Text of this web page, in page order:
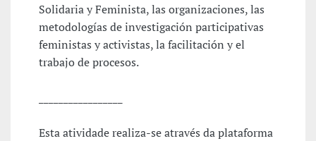
Solidaria y Feminista, las organizaciones, las
metodologías de investigación participativas
feministas y activistas, la facilitación y el
trabajo de procesos.
Esta atividade realiza-se através da plataforma